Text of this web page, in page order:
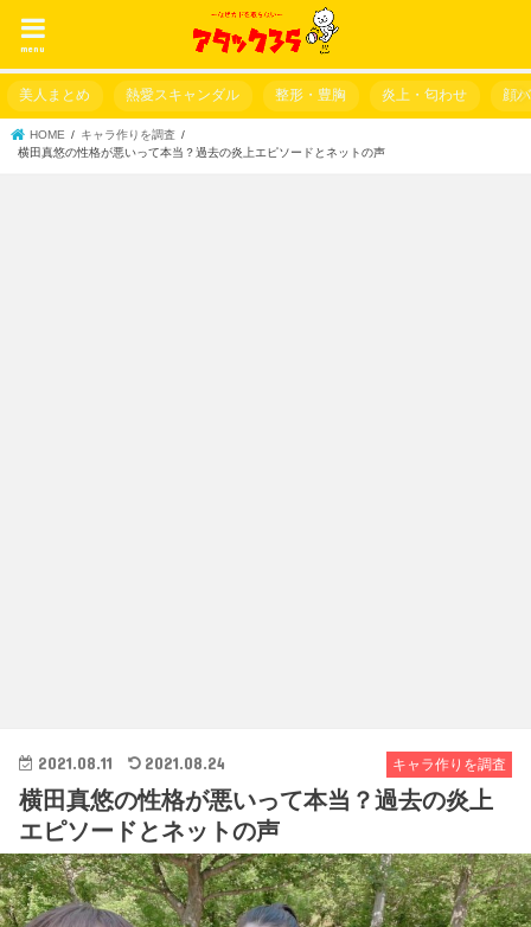
menu
美人まとめ 熱愛スキャンダル 整形・豊胸 炎上・匂わせ 顔
HOME
キャラ作りを調査
横田真悠の性格が悪いって本当？過去の炎上エピソードとネットの声
キャラ作りを調査
2021.08.11 2021.08.24
横田真悠の性格が悪いって本当？過去の炎上
エピソードとネットの声